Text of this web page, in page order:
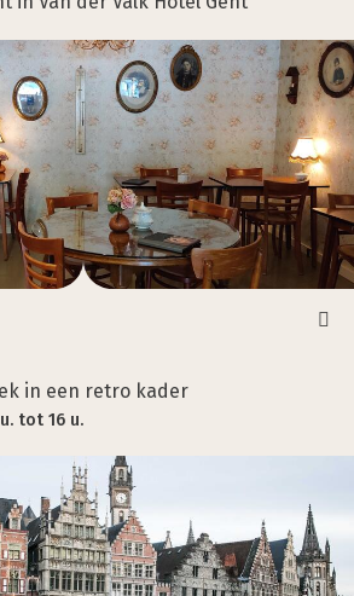
in een retro kader
tot 16 u.